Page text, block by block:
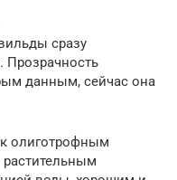
сразу
Прозрачность
данным, сейчас она
олиготрофным